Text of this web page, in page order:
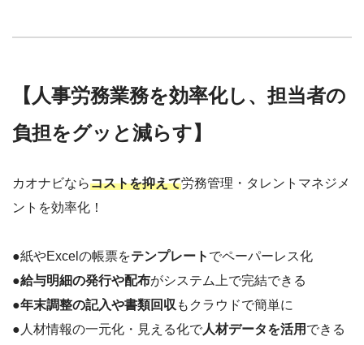
【人事労務業務を効率化し、担当者の
負担をグッと減らす】
カオナビならコストを抑えて労務管理・タレントマネジメ
ントを効率化！
●紙やExcelの帳票をテンプレート でペーパーレス化
●給与明細の発行や配布がシステム上で完結できる
●年末調整の記入や書類回収 もクラウドで簡単に
●人材情報の一元化・見える化で人材データを活用 できる